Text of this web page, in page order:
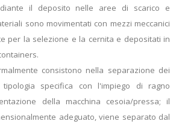
il deposito nelle aree di scarico e
sono movimentati con mezzi meccanici
per la selezione e la cernita e depositati in
consistono nella separazione dei
specifica con l'impiego di ragno
della macchina cesoia/pressa; il
adeguato, viene separato dal